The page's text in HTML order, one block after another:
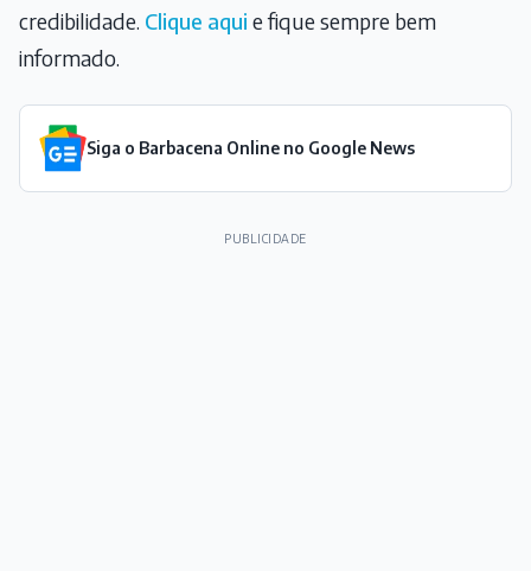
credibilidade. Clique aqui e fique sempre bem
informado.
Siga o Barbacena Online no Google News
PUBLICIDADE